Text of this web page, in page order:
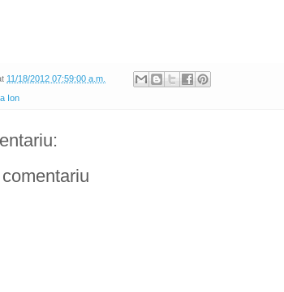
11/18/2012 07:59:00 a.m.
Ion